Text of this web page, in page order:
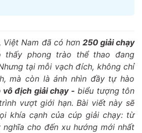
Việt Nam đã có hơn 250 giải chạy
thấy phong trào thể thao đang
tại mỗi vạch đích, không chỉ
mà còn là ánh nhìn đầy tự hào
vô địch giải chạy - biểu tượng tôn
vượt giới hạn. Bài viết này sẽ
khía cạnh của cúp giải chạy: từ
cho đến xu hướng mới nhất